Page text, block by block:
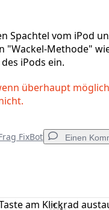
Spachtel vom iPod
"Wackel-Methode"
iPods ein.
überhaupt
FixBot Einen